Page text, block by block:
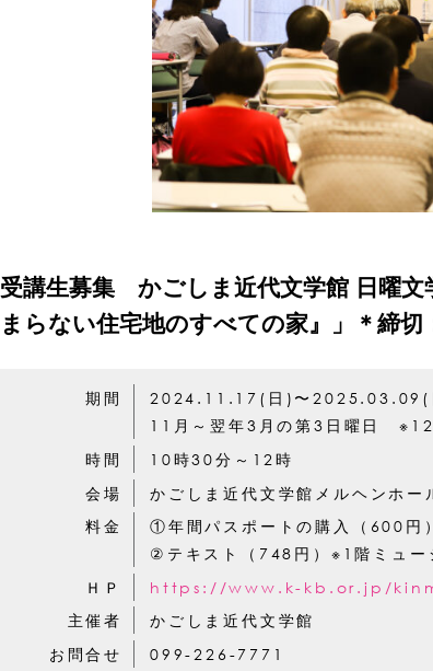
受講生募集 かごしま近代文学館 日曜文
まらない住宅地のすべての家』」＊締切
期間
2024.11.17(日)〜2025.03.09(
11月～翌年3月の第3日曜日 ※12
時間
10時30分～12時
会場
かごしま近代文学館メルヘンホー
料金
①年間パスポートの購入（600円）
②テキスト（748円）※1階ミュー
ＨＰ
https://www.k-kb.or.jp/
主催者
かごしま近代文学館
お問合せ
099-226-7771